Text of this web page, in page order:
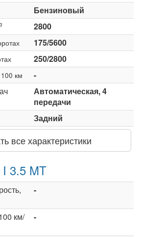
Бензиновый
3
2800
175/5600
250/2800
км
-
Автоматическая, 4
передачи
Задний
все характеристики
3.5 MT
-
км/
-